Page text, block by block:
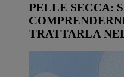
PELLE SECCA:
TRATTARLA